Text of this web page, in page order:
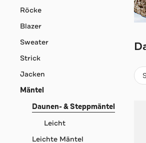
Röcke
Blazer
Sweater
Strick
Jacken
Mäntel
Daunen- & Steppmäntel
Leicht
Leichte Mäntel